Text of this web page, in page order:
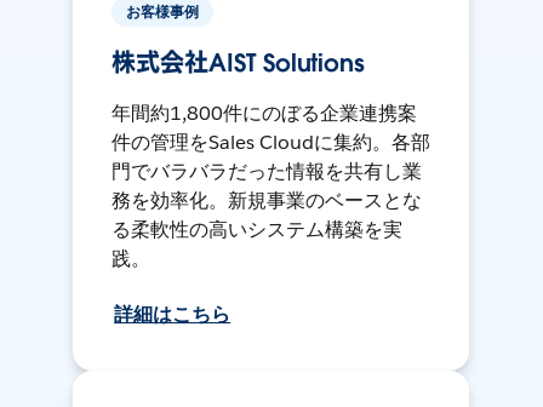
お客様事例
株式会社AIST Solutions
年間約1,800件にのぼる企業連携案
件の管理をSales Cloudに集約。各部
門でバラバラだった情報を共有し業
務を効率化。新規事業のベースとな
る柔軟性の高いシステム構築を実
践。
詳細はこちら